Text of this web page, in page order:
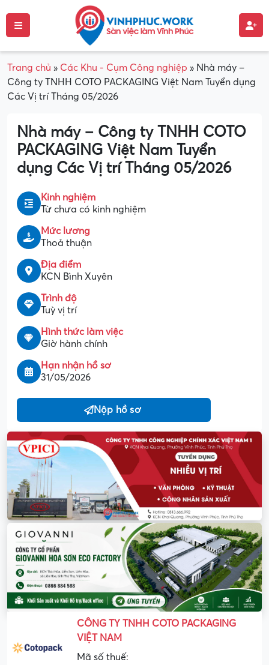
Trang chủ » Các Khu - Cụm Công nghiệp » Nhà máy –
Công ty TNHH COTO PACKAGING Việt Nam Tuyển dụng
Các Vị trí Tháng 05/2026
Nhà máy – Công ty TNHH COTO
PACKAGING Việt Nam Tuyển
dụng Các Vị trí Tháng 05/2026
Kinh nghiệm
Từ chưa có kinh nghiệm
Mức lương
Thoả thuận
Địa điểm
KCN Bình Xuyên
Trình độ
Tuỳ vị trí
Hình thức làm việc
Giờ hành chính
Hạn nhận hồ sơ
31/05/2026
Nộp hồ sơ
CÔNG TY TNHH COTO PACKAGING
VIỆT NAM
Mã số thuế: